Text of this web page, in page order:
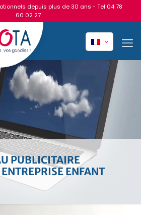
depuis plus de 30 ans - Tel 04 78
60 02 27
PUBLICITAIRE
ENFANT